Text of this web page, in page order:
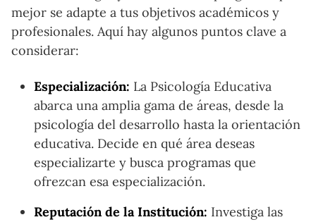
mejor se adapte a tus objetivos académicos y
profesionales. Aquí hay algunos puntos clave a
considerar:
Especialización: La Psicología Educativa
abarca una amplia gama de áreas, desde la
psicología del desarrollo hasta la orientación
educativa. Decide en qué área deseas
especializarte y busca programas que
ofrezcan esa especialización.
Reputación de la Institución: Investiga las